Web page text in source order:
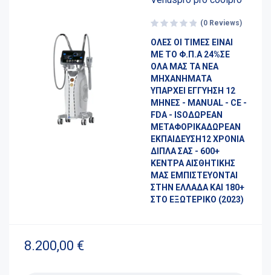
(0 Reviews)
ΟΛΕΣ ΟΙ ΤΙΜΕΣ ΕΙΝΑΙ
ΜΕ ΤΟ Φ.Π.Α 24%ΣΕ
ΟΛΑ ΜΑΣ ΤΑ ΝΕΑ
ΜΗΧΑΝΗΜΑΤΑ
ΥΠΑΡΧΕΙ ΕΓΓΥΗΣΗ 12
ΜΗΝΕΣ - MANUAL - CE -
FDA - ISOΔΩΡΕΑΝ
ΜΕΤΑΦΟΡΙΚΑΔΩΡΕΑΝ
ΕΚΠΑΙΔΕΥΣΗ12 ΧΡΟΝΙΑ
ΔΙΠΛΑ ΣΑΣ - 600+
ΚΕΝΤΡΑ ΑΙΣΘΗΤΙΚΗΣ
ΜΑΣ ΕΜΠΙΣΤΕΥΟΝΤΑΙ
ΣΤΗΝ ΕΛΛΑΔΑ ΚΑΙ 180+
ΣΤΟ ΕΞΩΤΕΡΙΚΟ (2023)
8.200,00 €